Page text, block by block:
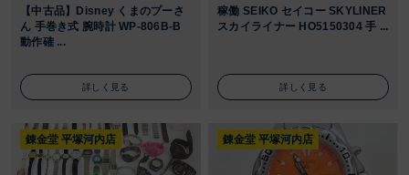
【中古品】Disney くまのプーさ
ん 手巻き式 腕時計 WP-806B-B
動作確 ...
詳しく見る
稼働 SEIKO セイコー SKYLINER
スカイライナー HO5150304 手 ...
詳しく見る
錬金堂 平塚河内店 錬金堂 平塚河内店